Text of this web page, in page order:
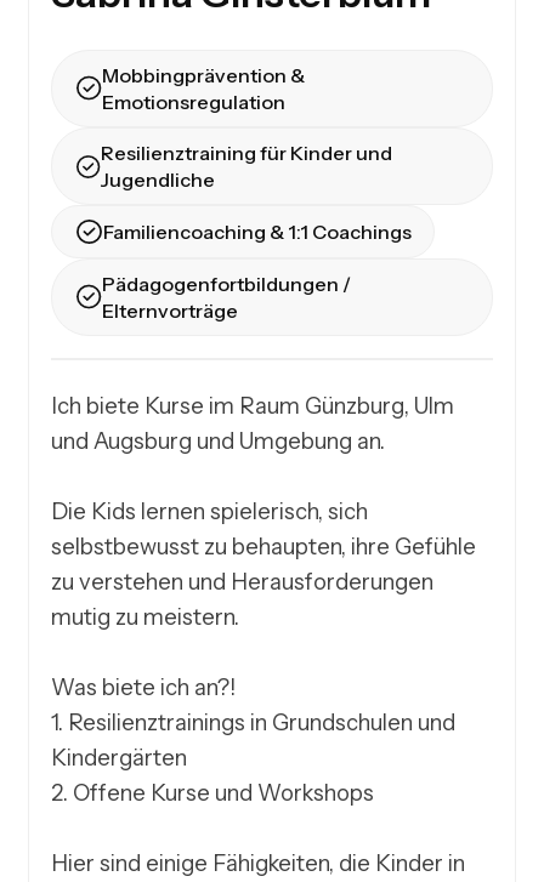
Mobbingprävention &
Emotionsregulation
Resilienztraining für Kinder und
Jugendliche
Familiencoaching & 1:1 Coachings
Pädagogenfortbildungen /
Elternvorträge
Ich biete Kurse im Raum Günzburg, Ulm
und Augsburg und Umgebung an.
Die Kids lernen spielerisch, sich
selbstbewusst zu behaupten, ihre Gefühle
zu verstehen und Herausforderungen
mutig zu meistern.
Was biete ich an?!
1. Resilienztrainings in Grundschulen und
Kindergärten
2. Offene Kurse und Workshops
Hier sind einige Fähigkeiten, die Kinder in